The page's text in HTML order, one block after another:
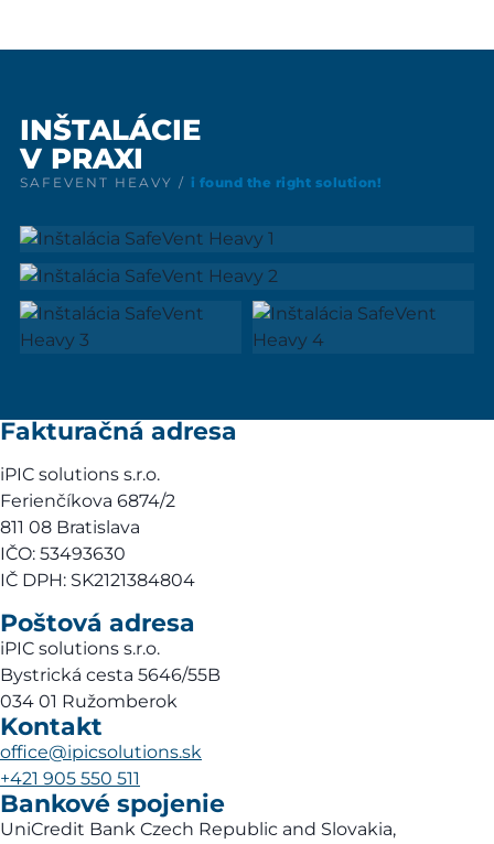
INŠTALÁCIE
V PRAXI
SAFEVENT HEAVY / i found the right solution!
Fakturačná adresa
iPIC solutions s.r.o.
Ferienčíkova 6874/2
811 08 Bratislava
IČO: 53493630
IČ DPH: SK2121384804
Poštová adresa
iPIC solutions s.r.o.
Bystrická cesta 5646/55B
034 01 Ružomberok
Kontakt
office@ipicsolutions.sk
+421 905 550 511
Bankové spojenie
UniCredit Bank Czech Republic and Slovakia,